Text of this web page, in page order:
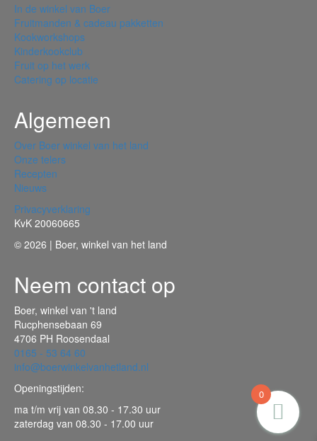
In de winkel van Boer
Fruitmanden & cadeau pakketten
Kookworkshops
Kinderkookclub
Fruit op het werk
Catering op locatie
Algemeen
Over Boer winkel van het land
Onze telers
Recepten
Nieuws
Privacyverklaring
KvK 20060665
© 2026 | Boer, winkel van het land
Neem contact op
Boer, winkel van 't land
Rucphensebaan 69
4706 PH Roosendaal
0165 - 53 64 60
info@boerwinkelvanhetland.nl
Openingstijden:
ma t/m vrij van 08.30 - 17.30 uur
zaterdag van 08.30 - 17.00 uur
0